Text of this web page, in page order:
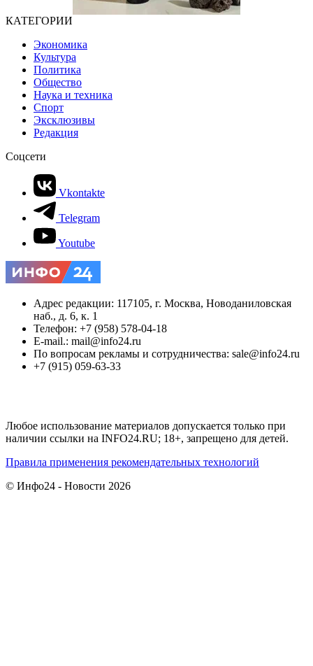
КАТЕГОРИИ
Экономика
Культура
Политика
Общество
Наука и техника
Спорт
Эксклюзивы
Редакция
Соцсети
Vkontakte
Telegram
Youtube
Адрес редакции: 117105, г. Москва, Новоданиловская
наб., д. 6, к. 1
Телефон: +7 (958) 578-04-18
E-mail.: mail@info24.ru
По вопросам рекламы и сотрудничества: sale@info24.ru
+7 (915) 059-63-33
Любое использование материалов допускается только при
наличии ссылки на INFO24.RU; 18+, запрещено для детей.
Правила применения рекомендательных технологий
© Инфо24 - Новости 2026